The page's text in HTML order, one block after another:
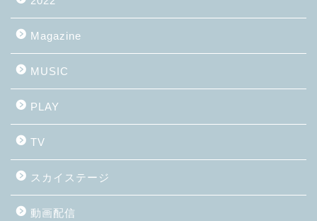
Magazine
MUSIC
PLAY
TV
スカイステージ
動画配信